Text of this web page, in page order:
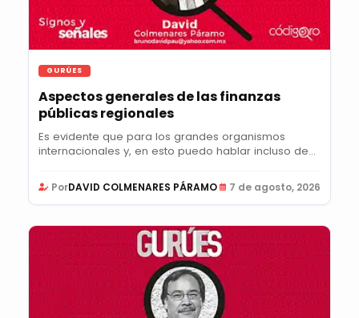
GURÚES
Aspectos generales de las finanzas
públicas regionales
Es evidente que para los grandes organismos
internacionales y, en esto puedo hablar incluso de
PorDAVID COLMENARES PÁRAMO 7 de agosto, 2026